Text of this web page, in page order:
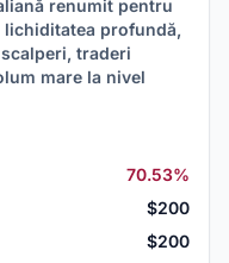
renumit pentru
profundă,
traderi
mare la nivel
70.53%
$200
$200